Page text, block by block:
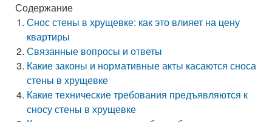
Содержание
Снос стены в хрущевке: как это влияет на цену
квартиры
Связанные вопросы и ответы
Какие законы и нормативные акты касаются сноса
стены в хрущевке
Какие технические требования предъявляются к
сносу стены в хрущевке